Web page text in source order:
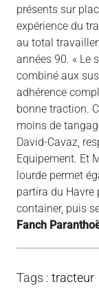
présents sur
expérience du
au total
années 90. « Le
combiné aux
adhérence
bonne traction.
moins de
David-Cavaz,
Equipement. Et
lourde permet
partira du Havre
container, puis
Fanch
Tags : tracteur